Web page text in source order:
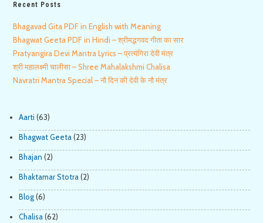
Recent Posts
Bhagavad Gita PDF in English with Meaning
Bhagwat Geeta PDF in Hindi – श्रीमद्भगवद गीता का सार
Pratyangira Devi Mantra Lyrics – प्रत्यंगिरा देवी मंत्र
श्री महालक्ष्मी चालीसा – Shree Mahalakshmi Chalisa
Navratri Mantra Special – नौ दिन की देवी के नौ मंत्र
Aarti (63)
Bhagwat Geeta(23)
Bhajan (2)
Bhaktamar Stotra(2)
Blog(6)
Chalisa(62)